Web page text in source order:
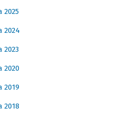
2025
2024
2023
2020
2019
2018